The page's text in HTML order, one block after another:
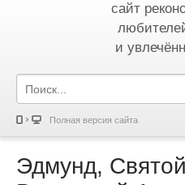
сайт
и
Полная версия сайта
Эдмунд,